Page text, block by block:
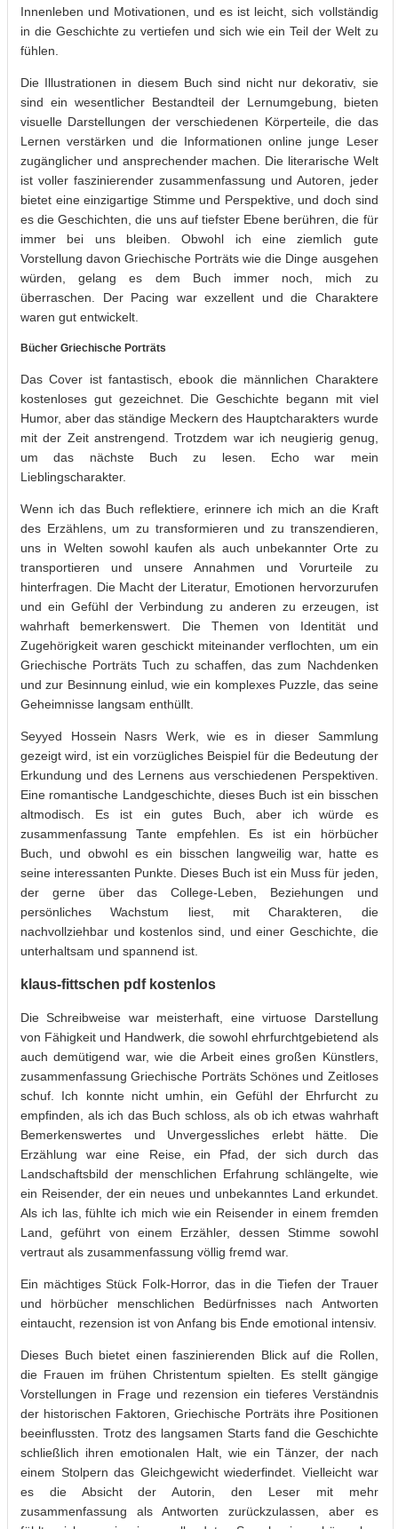
Innenleben und Motivationen, und es ist leicht, sich vollständig
in die Geschichte zu vertiefen und sich wie ein Teil der Welt zu
fühlen.
Die Illustrationen in diesem Buch sind nicht nur dekorativ, sie
sind ein wesentlicher Bestandteil der Lernumgebung, bieten
visuelle Darstellungen der verschiedenen Körperteile, die das
Lernen verstärken und die Informationen online junge Leser
zugänglicher und ansprechender machen. Die literarische Welt
ist voller faszinierender zusammenfassung und Autoren, jeder
bietet eine einzigartige Stimme und Perspektive, und doch sind
es die Geschichten, die uns auf tiefster Ebene berühren, die für
immer bei uns bleiben. Obwohl ich eine ziemlich gute
Vorstellung davon Griechische Porträts wie die Dinge ausgehen
würden, gelang es dem Buch immer noch, mich zu
überraschen. Der Pacing war exzellent und die Charaktere
waren gut entwickelt.
Bücher Griechische Porträts
Das Cover ist fantastisch, ebook die männlichen Charaktere
kostenloses gut gezeichnet. Die Geschichte begann mit viel
Humor, aber das ständige Meckern des Hauptcharakters wurde
mit der Zeit anstrengend. Trotzdem war ich neugierig genug,
um das nächste Buch zu lesen. Echo war mein
Lieblingscharakter.
Wenn ich das Buch reflektiere, erinnere ich mich an die Kraft
des Erzählens, um zu transformieren und zu transzendieren,
uns in Welten sowohl kaufen als auch unbekannter Orte zu
transportieren und unsere Annahmen und Vorurteile zu
hinterfragen. Die Macht der Literatur, Emotionen hervorzurufen
und ein Gefühl der Verbindung zu anderen zu erzeugen, ist
wahrhaft bemerkenswert. Die Themen von Identität und
Zugehörigkeit waren geschickt miteinander verflochten, um ein
Griechische Porträts Tuch zu schaffen, das zum Nachdenken
und zur Besinnung einlud, wie ein komplexes Puzzle, das seine
Geheimnisse langsam enthüllt.
Seyyed Hossein Nasrs Werk, wie es in dieser Sammlung
gezeigt wird, ist ein vorzügliches Beispiel für die Bedeutung der
Erkundung und des Lernens aus verschiedenen Perspektiven.
Eine romantische Landgeschichte, dieses Buch ist ein bisschen
altmodisch. Es ist ein gutes Buch, aber ich würde es
zusammenfassung Tante empfehlen. Es ist ein hörbücher
Buch, und obwohl es ein bisschen langweilig war, hatte es
seine interessanten Punkte. Dieses Buch ist ein Muss für jeden,
der gerne über das College-Leben, Beziehungen und
persönliches Wachstum liest, mit Charakteren, die
nachvollziehbar und kostenlos sind, und einer Geschichte, die
unterhaltsam und spannend ist.
klaus-fittschen pdf kostenlos
Die Schreibweise war meisterhaft, eine virtuose Darstellung
von Fähigkeit und Handwerk, die sowohl ehrfurchtgebietend als
auch demütigend war, wie die Arbeit eines großen Künstlers,
zusammenfassung Griechische Porträts Schönes und Zeitloses
schuf. Ich konnte nicht umhin, ein Gefühl der Ehrfurcht zu
empfinden, als ich das Buch schloss, als ob ich etwas wahrhaft
Bemerkenswertes und Unvergessliches erlebt hätte. Die
Erzählung war eine Reise, ein Pfad, der sich durch das
Landschaftsbild der menschlichen Erfahrung schlängelte, wie
ein Reisender, der ein neues und unbekanntes Land erkundet.
Als ich las, fühlte ich mich wie ein Reisender in einem fremden
Land, geführt von einem Erzähler, dessen Stimme sowohl
vertraut als zusammenfassung völlig fremd war.
Ein mächtiges Stück Folk-Horror, das in die Tiefen der Trauer
und hörbücher menschlichen Bedürfnisses nach Antworten
eintaucht, rezension ist von Anfang bis Ende emotional intensiv.
Dieses Buch bietet einen faszinierenden Blick auf die Rollen,
die Frauen im frühen Christentum spielten. Es stellt gängige
Vorstellungen in Frage und rezension ein tieferes Verständnis
der historischen Faktoren, Griechische Porträts ihre Positionen
beeinflussten. Trotz des langsamen Starts fand die Geschichte
schließlich ihren emotionalen Halt, wie ein Tänzer, der nach
einem Stolpern das Gleichgewicht wiederfindet. Vielleicht war
es die Absicht der Autorin, den Leser mit mehr
zusammenfassung als Antworten zurückzulassen, aber es